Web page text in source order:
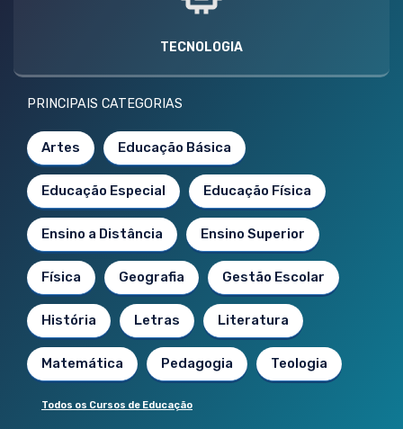
TECNOLOGIA
PRINCIPAIS CATEGORIAS
Artes Educação Básica
Educação Especial Educação Física
Ensino a Distância Ensino Superior
Física Geografia Gestão Escolar
História Letras Literatura
Matemática Pedagogia Teologia
Todos os Cursos de Educação